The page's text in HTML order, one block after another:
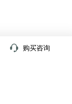
购买咨询